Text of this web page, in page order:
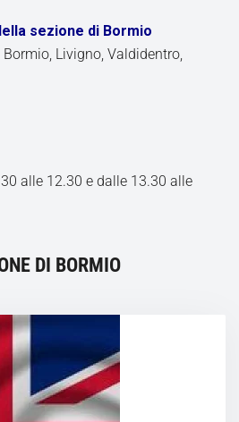
sezione di Bormio
Bormio, Livigno, Valdidentro,
alle 12.30 e dalle 13.30 alle
DI BORMIO